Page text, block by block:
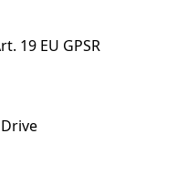
19 EU GPSR